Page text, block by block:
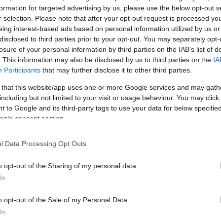
for targeted advertising by us, please use the below opt-out
selection. Please note that after your opt-out request is processed
interest-based ads based on personal information utilized by us
to third parties prior to your opt-out. You may separately
of your personal information by third parties on the IAB’s list of
This information may also be disclosed by us to third parties on the
Participants that may further disclose it to other third parties.
that this website/app uses one or more Google services and may
but not limited to your visit or usage behaviour. You may
to Google and its third-party tags to use your data for below
consent section.
Data Processing Opt Outs
opt-out of the Sharing of my personal data.
opt-out of the Sale of my Personal Data.
για κάθε ένα από αυτά προκειμένου η
ΔΙΑΦΗΜΙΣΗ